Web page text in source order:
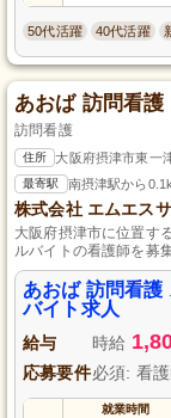
50代活躍 40代活躍
あおば 訪問看
訪問看護
住所 大阪府摂津市東一
最寄駅 南摂津駅から
株式会社 エムエス
大阪府摂津市に位置す
ルバイトの看護師を募
当施設で、地域に根ざ
環境で、患者様一人ひ
は問いません。訪問看
をお待ちしております
あおば 訪問看護
バイト求人
給与 時給
応募要件必須: 看
就業時間